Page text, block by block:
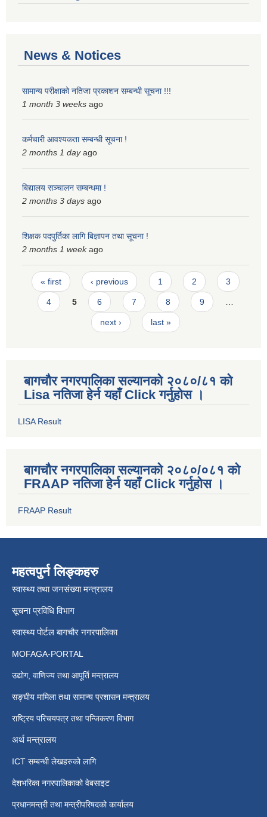
News & Notices
सामान्य परीक्षाको नतिजा प्रकाशन सम्बन्धी सूचना !!!
1 month 3 weeks ago
कर्मचारी आवश्यकता सम्बन्धी सूचना !
2 months 1 dayago
बिद्यालय सञ्चालन सम्बन्धमा !
2 months 3 days ago
शिक्षक पदपुर्तिका लागि बिज्ञापन तथा सूचना !
2 months 1 weekago
Pages
« first ‹ previous 1 2 3
4 5 6 7 8 9 …
next › last »
बागचौर नगरपालिका सल्यानको २०८०/८१ को
Lisa नतिजा हेर्न यहाँ Click गर्नुहोस ।
LISA Result
बागचौर नगरपालिका सल्यानको २०८०/०८१ को
FRAAP नतिजा हेर्न यहाँ Click गर्नुहोस ।
FRAAP Result
महत्वपुर्न लिङ्कहरु
स्वास्थ्य तथा जनसंख्या मन्त्रालय
सूचना प्रविधि विभाग
स्वास्थ्य पोर्टल बागचौर नगरपालिका
MOFAGA-PORTAL
उद्योग, वाणिज्य तथा आपूर्ति मन्त्रालय
सङ्घीय मामिला तथा सामान्य प्रशासन मन्त्रालय
राष्ट्रिय परिचयपत्र तथा पन्जिकरण विभाग
अर्थ मन्त्रालय
ICT सम्बन्धी लेखहरुको लागि
देशभरिका नगरपालिकाको वेबसाइट
प्रधानमन्त्री तथा मन्त्रीपरिषदको कार्यालय